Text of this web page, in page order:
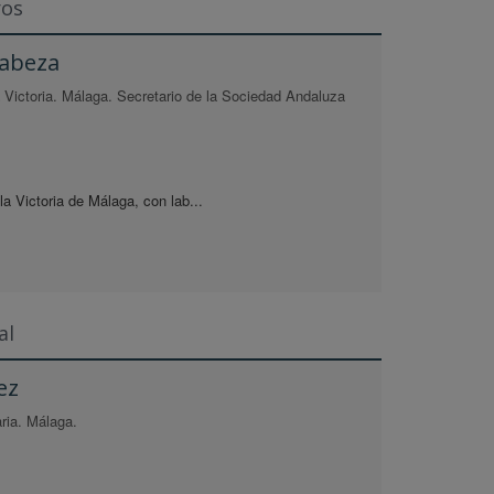
Málaga. Secretario de la Sociedad Andaluza
Victoria de Málaga, con lab...
Málaga.